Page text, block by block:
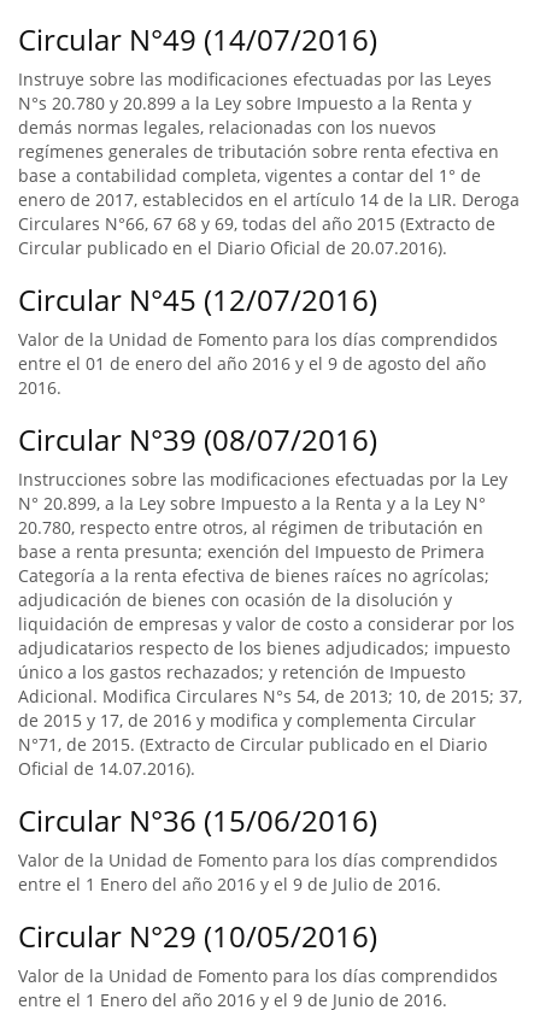
Circular N°49 (14/07/2016)
Instruye sobre las modificaciones efectuadas por las Leyes
N°s 20.780 y 20.899 a la Ley sobre Impuesto a la Renta y
demás normas legales, relacionadas con los nuevos
regímenes generales de tributación sobre renta efectiva en
base a contabilidad completa, vigentes a contar del 1° de
enero de 2017, establecidos en el artículo 14 de la LIR. Deroga
Circulares N°66, 67 68 y 69, todas del año 2015 (Extracto de
Circular publicado en el Diario Oficial de 20.07.2016).
Circular N°45 (12/07/2016)
Valor de la Unidad de Fomento para los días comprendidos
entre el 01 de enero del año 2016 y el 9 de agosto del año
2016.
Circular N°39 (08/07/2016)
Instrucciones sobre las modificaciones efectuadas por la Ley
N° 20.899, a la Ley sobre Impuesto a la Renta y a la Ley N°
20.780, respecto entre otros, al régimen de tributación en
base a renta presunta; exención del Impuesto de Primera
Categoría a la renta efectiva de bienes raíces no agrícolas;
adjudicación de bienes con ocasión de la disolución y
liquidación de empresas y valor de costo a considerar por los
adjudicatarios respecto de los bienes adjudicados; impuesto
único a los gastos rechazados; y retención de Impuesto
Adicional. Modifica Circulares N°s 54, de 2013; 10, de 2015; 37,
de 2015 y 17, de 2016 y modifica y complementa Circular
N°71, de 2015. (Extracto de Circular publicado en el Diario
Oficial de 14.07.2016).
Circular N°36 (15/06/2016)
Valor de la Unidad de Fomento para los días comprendidos
entre el 1 Enero del año 2016 y el 9 de Julio de 2016.
Circular N°29 (10/05/2016)
Valor de la Unidad de Fomento para los días comprendidos
entre el 1 Enero del año 2016 y el 9 de Junio de 2016.